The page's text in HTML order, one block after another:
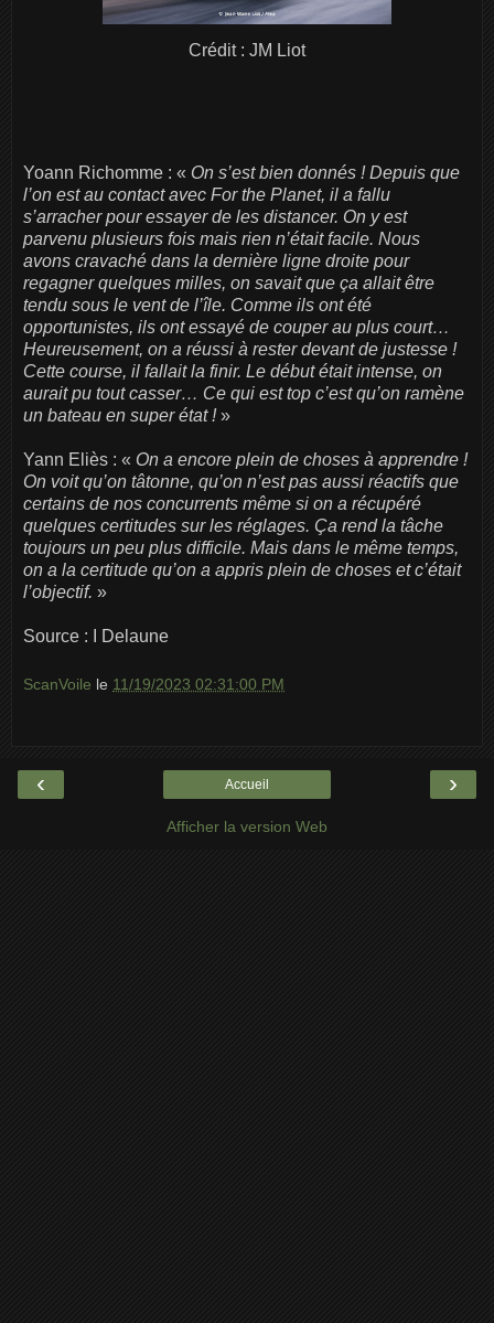
Crédit : JM Liot
Yoann Richomme : « On s’est bien donnés ! Depuis que
l’on est au contact avec For the Planet, il a fallu
s’arracher pour essayer de les distancer. On y est
parvenu plusieurs fois mais rien n’était facile. Nous
avons cravaché dans la dernière ligne droite pour
regagner quelques milles, on savait que ça allait être
tendu sous le vent de l’île. Comme ils ont été
opportunistes, ils ont essayé de couper au plus court…
Heureusement, on a réussi à rester devant de justesse !
Cette course, il fallait la finir. Le début était intense, on
aurait pu tout casser… Ce qui est top c’est qu’on ramène
un bateau en super état !»
Yann Eliès : « On a encore plein de choses à apprendre !
On voit qu’on tâtonne, qu’on n’est pas aussi réactifs que
certains de nos concurrents même si on a récupéré
quelques certitudes sur les réglages. Ça rend la tâche
toujours un peu plus difficile. Mais dans le même temps,
on a la certitude qu’on a appris plein de choses et c’était
l’objectif. »
Source : I Delaune
ScanVoile le 11/19/2023 02:31:00 PM
‹ ›
Accueil
Afficher la version Web